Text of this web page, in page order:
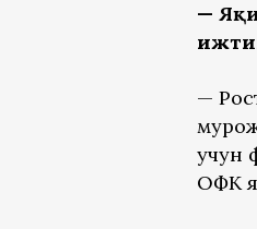
—
—
учун
ОФК